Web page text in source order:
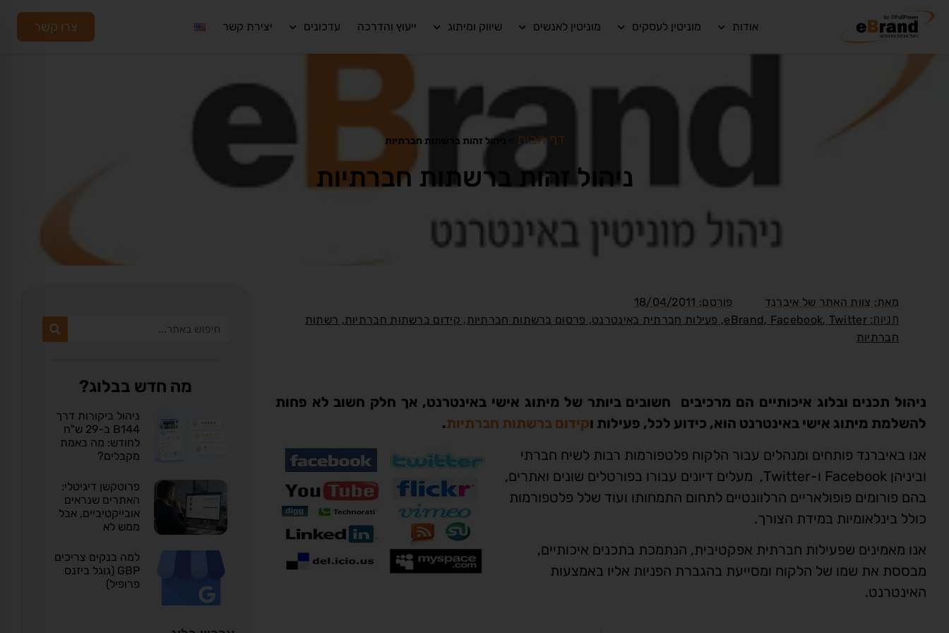
אודות מוניטין לעסקים מוניטין לאנשים שיווק ומיתוג ייעוץ והדרכה עדכונים יצירת קשר צרו קשר
דף הבית ניהול זהות ברשתות חברתיות
ניהול זהות ברשתות חברתיות
מאת: צוות האתר של איברנד פורסם: 18/04/2011
תגיות: eBrand, Facebook, Twitter
, פעילות חברתית באינטרנט, פרסום ברשתות חברתיות, קידום ברשתות חברתיות, רשתות
חברתיות
ניהול תכנים ובלוג איכותיים הם מרכיבים חשובים ביותר של מיתוג אישי באינטרנט, אך חלק חשוב לא פחות
להשלמת מיתוג אישי באינטרנט הוא, כידוע לכל, פעילות וקידום ברשתות חברתיות.
אנו באיברנד פותחים ומנהלים עבור הלקוח פלטפורמות רבות לשיח חברתי
וביניהן Facebook ו-Twitter, מעלים דיונים עבורו בפורטלים שונים ואתרים,
בהם פורומים פופולאריים הרלוונטיים לתחום התמחותו ועוד שלל פלטפורמות
כולל בינלאומיות במידת הצורך.
אנו מאמינים שפעילות חברתית אפקטיבית, הנתמכת בתכנים איכותיים,
מבססת את שמו של הלקוח ומסייעת בהגברת הפניות אליו באמצעות
האינטרנט.
מה חדש בבלוג?
ניהול ביקורות דרך
B144 ב-29 ש"ח
לחודש: מה באמת
מקבלים?
פרוטקשן דיגיטלי:
האתרים שנראים
אובייקטיביים, אבל
ממש לא
למה בנקים צריכים
GBP (גוגל ביזנס
פרופיל)